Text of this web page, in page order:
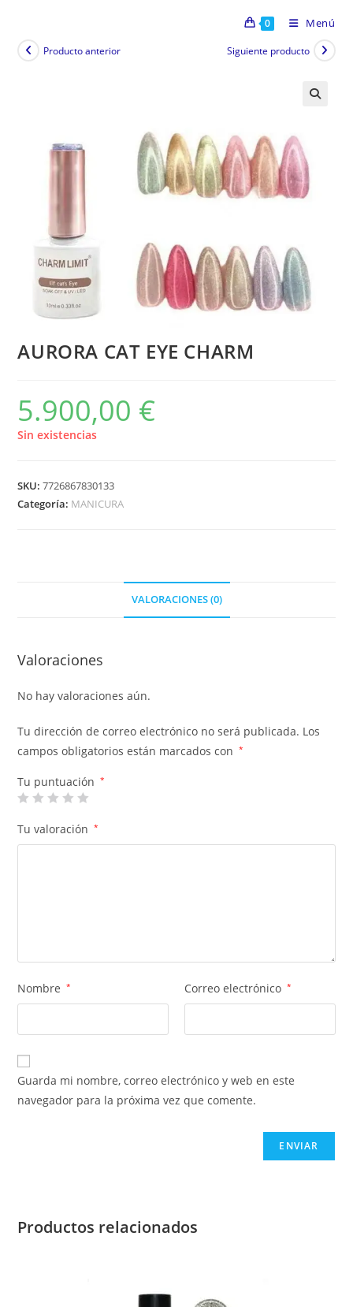
0 Menú
Producto anterior Siguiente producto
AURORA CAT EYE CHARM
5.900,00 €
Sin existencias
SKU:7726867830133
Categoría: MANICURA
VALORACIONES (0)
Valoraciones
No hay valoraciones aún.
Tu dirección de correo electrónico no será publicada. Los
campos obligatorios están marcados con
*
Tu puntuación *
Tu valoración *
Nombre * Correo electrónico *
Guarda mi nombre, correo electrónico y web en este
navegador para la próxima vez que comente.
Productos relacionados